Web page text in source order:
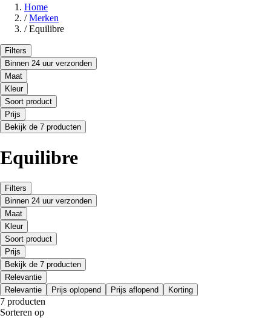
Home
/ Merken
/ Equilibre
Filters
Binnen 24 uur verzonden
Maat
Kleur
Soort product
Prijs
Bekijk de 7 producten
Equilibre
Filters
Binnen 24 uur verzonden
Maat
Kleur
Soort product
Prijs
Bekijk de 7 producten
Relevantie
Relevantie
Prijs oplopend Prijs aflopend Korting
7 producten
Sorteren op